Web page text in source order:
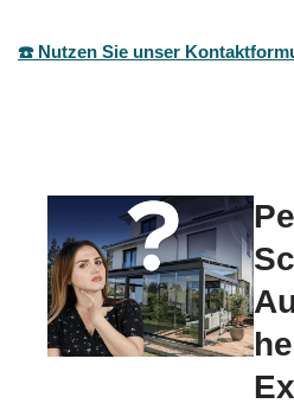
☎️ Nutzen Sie unser